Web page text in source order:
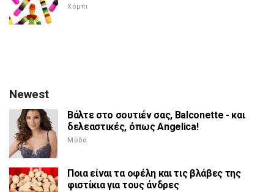
Χόμπι
Newest
Βάλτε στο σουτιέν σας, Balconette - και
δελεαστικές, όπως Angelica!
Μόδα
Ποια είναι τα οφέλη και τις βλάβες της
φιστίκια για τους άνδρες